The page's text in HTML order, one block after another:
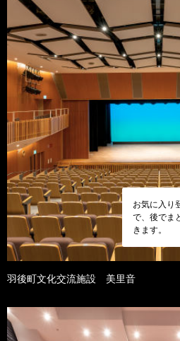
お気に入り
で、後でま
きます。
羽後町文化交流施設 美里音